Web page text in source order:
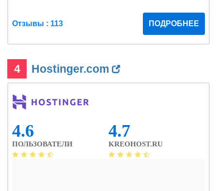
Отзывы : 113 ПОДРОБНЕЕ
4 Hostinger.com
4.6
ПОЛЬЗОВАТЕЛИ
4.7
KREOHOST.RU